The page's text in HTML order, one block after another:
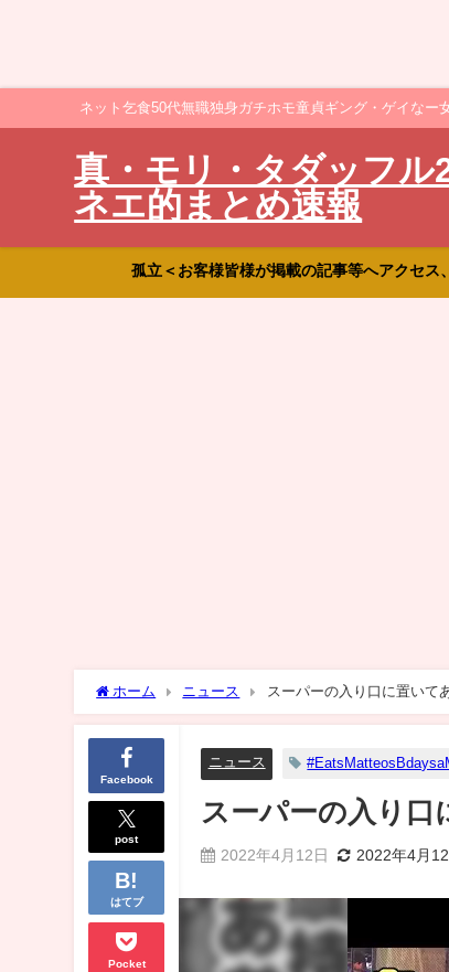
ネット乞食50代無職独身ガチホモ童貞ギング・ゲイな
真・モリ・タダッフル
ネエ的まとめ速報
孤立＜お客様皆様が掲載の記事等へアクセス
ホーム ニュース スーパーの入り口に置いて
Facebook
post
はてブ
Pocket
ニュース
スーパーの入り口
2022年4月12日 2022年4月